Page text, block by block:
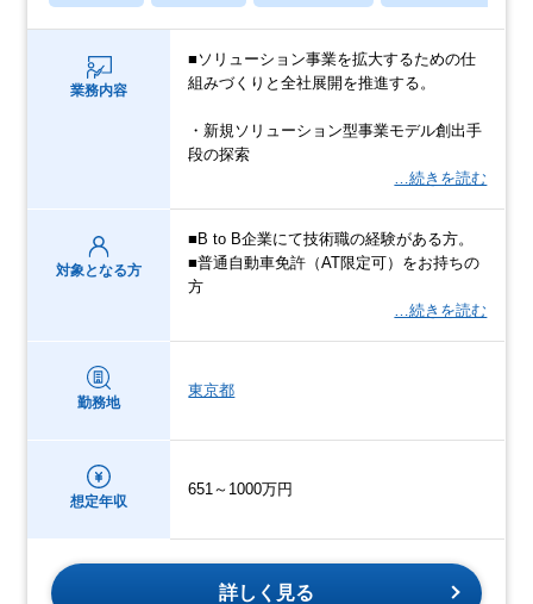
業務内容
■ソリューション事業を拡大するための仕
組みづくりと全社展開を推進する。
・新規ソリューション型事業モデル創出手
段の探索
…続きを読む
対象となる方
■B to B企業にて技術職の経験がある方。
■普通自動車免許（AT限定可）をお持ちの
方
…続きを読む
勤務地
東京都
想定年収
651～1000万円
詳しく見る